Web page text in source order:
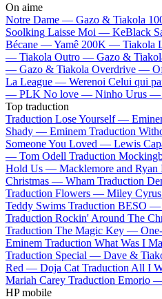
On aime
Notre Dame — Gazo & Tiakola
Soolking Laisse Moi — KeBlack
Bécane —Yamê 200K — Tiakola
— Tiakola Outro — Gazo &
— Gazo & Tiakola Overdrive —
La League — Werenoi Celui qui
— PLK No love — Ninho Urus —
Top traduction
Traduction Lose Yourself —
Shady — Eminem Traduction
Someone You Loved — Lewis
— Tom Odell Traduction
Hold Us — Macklemore and Ryan
Christmas — Wham Traduction
Traduction Flowers — Miley Cyrus
Teddy Swims Traduction BESO —
Traduction Rockin' Around The
Traduction The Magic Key —
Eminem Traduction What Was I
Traduction Special — Dave &
Red — Doja Cat Traduction All I
Mariah Carey Traduction Emorio
HP mobile